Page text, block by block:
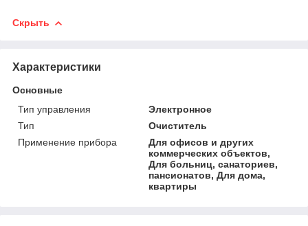
Скрыть
Характеристики
Основные
Тип управления
Электронное
Тип
Очиститель
Применение прибора
Для офисов и других
коммерческих объектов,
Для больниц, санаториев,
пансионатов, Для дома,
квартиры